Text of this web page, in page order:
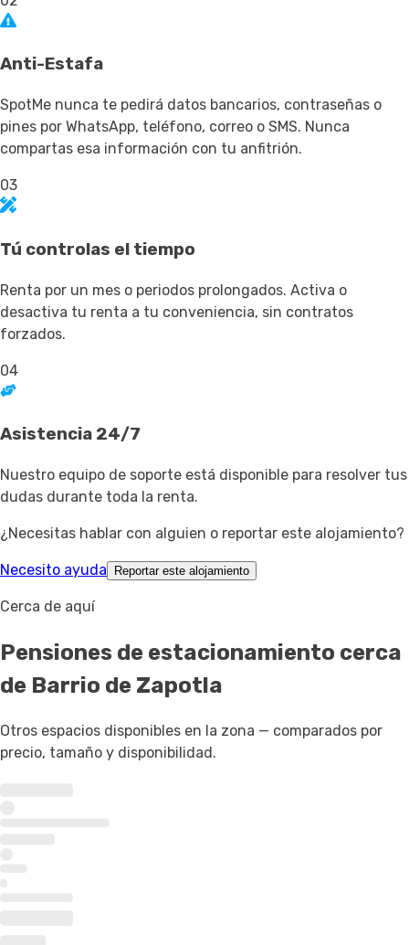
Anti-Estafa
SpotMe nunca te pedirá datos bancarios, contraseñas o
pines por WhatsApp, teléfono, correo o SMS. Nunca
compartas esa información con tu anfitrión.
03
Tú controlas el tiempo
Renta por un mes o periodos prolongados. Activa o
desactiva tu renta a tu conveniencia, sin contratos
forzados.
04
Asistencia 24/7
Nuestro equipo de soporte está disponible para resolver tus
dudas durante toda la renta.
¿Necesitas hablar con alguien o reportar este alojamiento?
Necesito ayuda Reportar este alojamiento
Cerca de aquí
Pensiones de estacionamiento cerca
de Barrio de Zapotla
Otros espacios disponibles en la zona — comparados por
precio, tamaño y disponibilidad.